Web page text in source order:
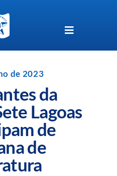
Toggle
Navigation
de 2023
da
Lagoas
de
de